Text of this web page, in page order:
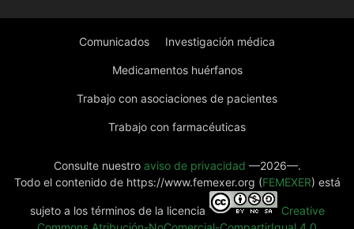
Comunicados Investigación médica
Medicamentos huérfanos
Trabajo con asociaciones de pacientes
Trabajo con farmacéuticas
Consulte nuestro aviso de privacidad —2026—.
Todo el contenido de https://www.femexer.org (FEMEXER) está
sujeto a los términos de la licencia
Creative